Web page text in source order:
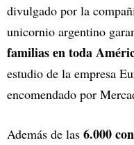
divulgado por la
unicornio argentino
familias en toda
estudio de la empresa
encomendado por
Además de las 6.000